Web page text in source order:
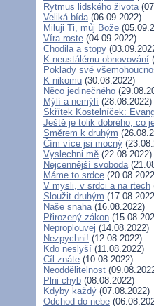
Rytmus lidského života
Veliká bída(06.09.2022)
Miluji Ti, můj Bože
Víra roste (04.09.2022)
Chodila a stopy
K neustálému obnovování
Poklady své
K nikomu (30.08.2022)
Něco jedinečného
Mýlí a nemýlí (28.08.2022)
Skřítek Kostelníček:
Ještě je tolik dobrého, co
Směrem k druhým
Čím více jsi mocný
Vyslechni mě (22.08.2022)
Nejcennější svoboda
Máme to srdce
V mysli, v srdci a na rtech
Sloužit druhým
Naše snaha(16.08.2022)
Přirozený zákon
Neproplouvej (14.08.2022)
Nezpychni! (12.08.2022)
Kdo neslyší (11.08.2022)
Cíl znáte (10.08.2022)
Neoddělitelnost
Plni chyb (08.08.2022)
Kdyby každý (07.08.2022)
Odchod do nebe